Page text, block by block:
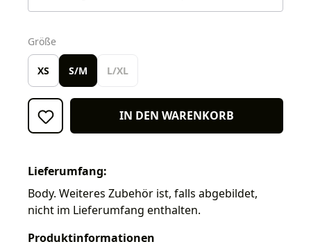
Größe
XS S/M L/XL
IN DEN WARENKORB
Lieferumfang:
Body. Weiteres Zubehör ist, falls abgebildet,
nicht im Lieferumfang enthalten.
Produktinformationen